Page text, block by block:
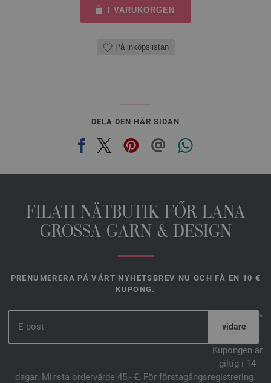
I VARUKORGEN
På inköpslistan
DELA DEN HÄR SIDAN
FILATI NÄTBUTIK FŐR LANA
GROSSA GARN & DESIGN
PRENUMERERA PÅ VÅRT NYHETSBREV NU OCH FÅ EN 10 €
KUPONG.
*
Kupongen är
giltig i 14
dagar. Minsta ordervärde 45,- €. För förstagångsregistrering.